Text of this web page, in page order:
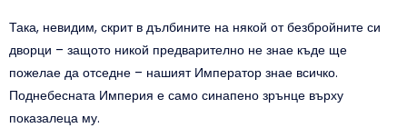
Така, невидим, скрит в дълбините на някой от безбройните си
дворци – защото никой предварително не знае къде ще
пожелае да отседне – нашият Император знае всичко.
Поднебесната Империя е само синапено зрънце върху
показалеца му.